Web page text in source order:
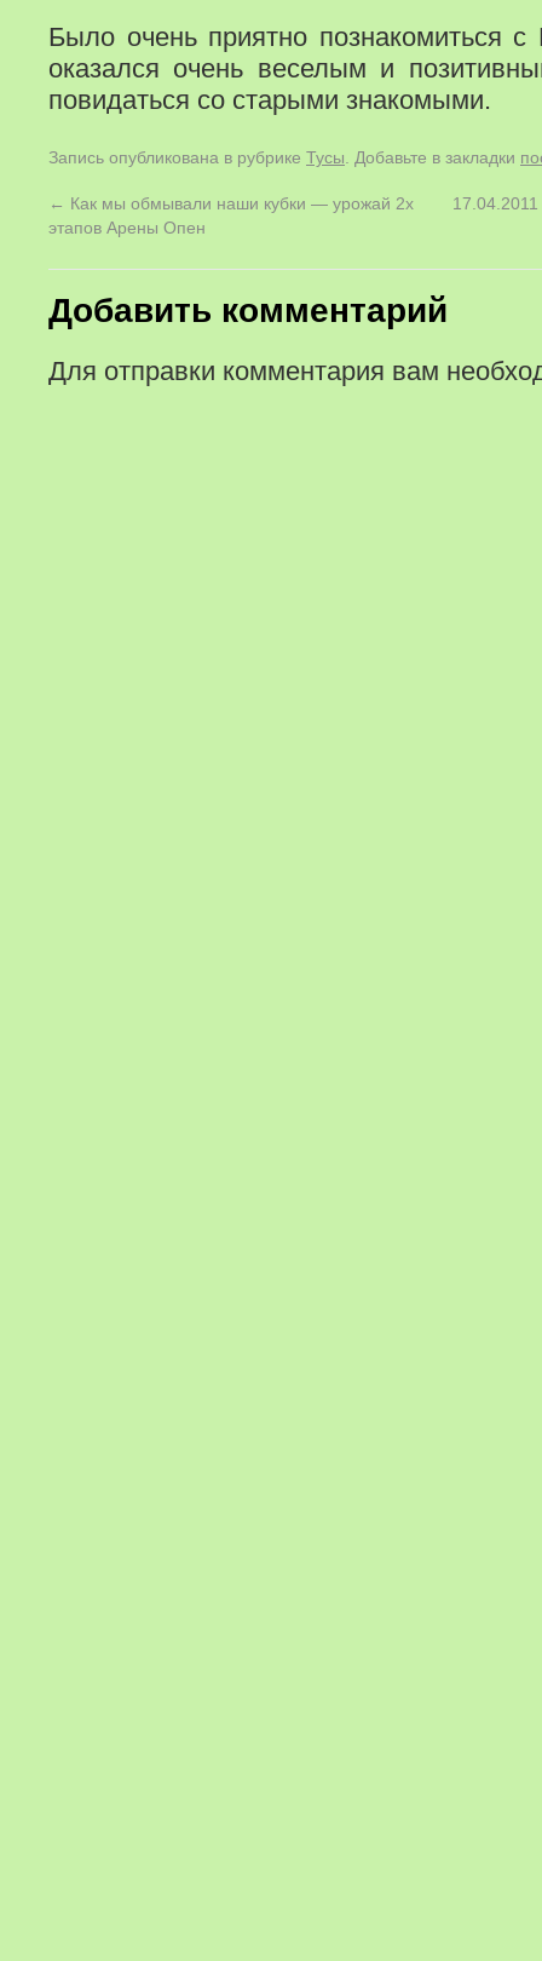
Было очень приятно познакомиться
оказался очень веселым и
повидаться со старыми знакомыми.
Запись опубликована в рубрике Тусы . Добавьте в закладки
← Как мы обмывали наши кубки — урожай 2х
этапов Арены Опен
Добавить комментарий
Для отправки комментария вам